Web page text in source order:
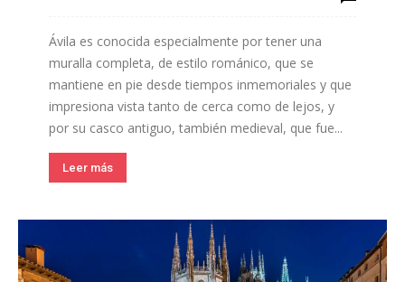
Ávila es conocida especialmente por tener una
muralla completa, de estilo románico, que se
mantiene en pie desde tiempos inmemoriales y que
impresiona vista tanto de cerca como de lejos, y
por su casco antiguo, también medieval, que fue...
Leer más